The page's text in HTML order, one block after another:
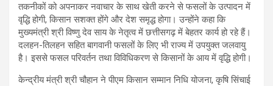
तकनीकों को अपनाकर नवाचार के साथ खेती करने से फसलों के उत्पादन में
वृद्धि होगी, किसान सशक्त होंगे और देश समृद्ध होगा। उन्होंने कहा कि
मुख्यमंत्री श्री विष्णु देव साय के नेतृत्व में छत्तीसगढ़ में बेहतर कार्य हो रहे हैं।
दलहन-तिलहन सहित बागवानी फसलों के लिए भी राज्य में उपयुक्त जलवायु
है। इससे फसल परिवर्तन तथा विविधिकरण से किसानों के आय में वृद्धि होगी।
केन्द्रीय मंत्री श्री चौहान ने पीएम किसान सम्मान निधि योजना, कृषि सिंचाई